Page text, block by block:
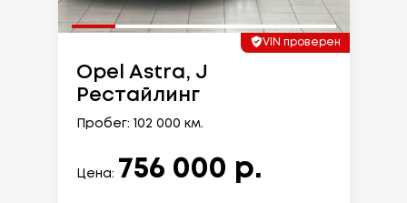
VIN проверен
Opel Astra, J
Рестайлинг
Пробег: 102 000 км.
Цена: 756 000 р.